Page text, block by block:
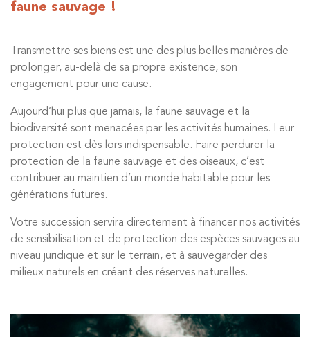
faune sauvage !
Transmettre ses biens est une des plus belles manières de
prolonger, au-delà de sa propre existence, son
engagement pour une cause.
Aujourd’hui plus que jamais, la faune sauvage et la
biodiversité sont menacées par les activités humaines. Leur
protection est dès lors indispensable. Faire perdurer la
protection de la faune sauvage et des oiseaux, c’est
contribuer au maintien d’un monde habitable pour les
générations futures.
Votre succession servira directement à financer nos activités
de sensibilisation et de protection des espèces sauvages au
niveau juridique et sur le terrain, et à sauvegarder des
milieux naturels en créant des réserves naturelles.